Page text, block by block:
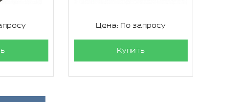
Цена: По запросу
Купить